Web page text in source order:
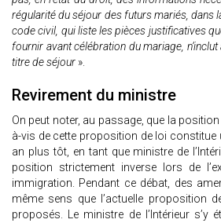
régularité du séjour des futurs mariés, dans
code civil, qui liste les pièces justificatives
fournir avant célébration du mariage,
titre de séjour ».
Revirement du ministre
On peut noter, au passage, que la
à-vis de cette proposition de loi constitue
an plus tôt, en tant que ministre de
position strictement inverse lors de
immigration. Pendant ce débat, des
même sens que l’actuelle proposition
proposés. Le ministre de l’Intérieur s’y